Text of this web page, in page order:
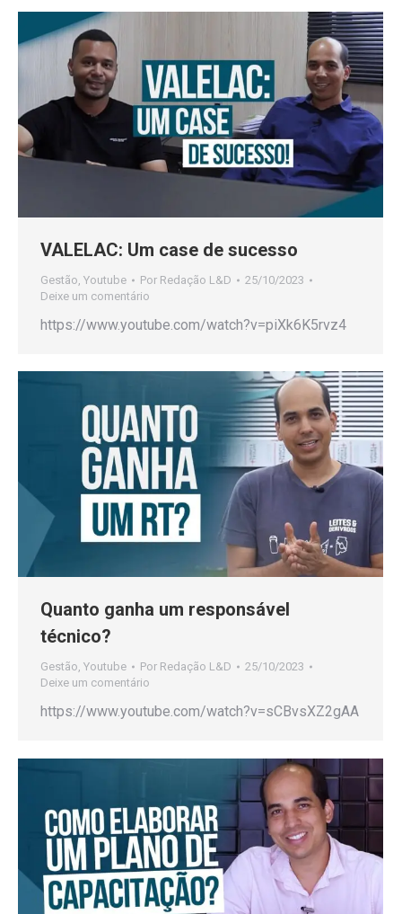
VALELAC: Um case de sucesso
Gestão Youtube Por Redação L&D
25/10/2023
Deixe um comentário
https://www.youtube.com/watch?v=piXk6K5rvz4
Quanto ganha um responsável
técnico?
Gestão Youtube Por Redação L&D
25/10/2023
Deixe um comentário
https://www.youtube.com/watch?v=sCBvsXZ2gAA